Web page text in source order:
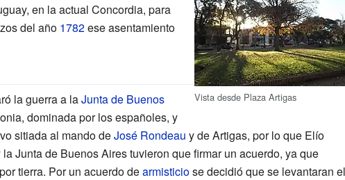
Vista desde Plaza Artigas
en la actual Concordia, para
del año 1782ese asentamiento
la guerra a laJunta de Buenos
dominada por los españoles, y
sitiada al mando deJosé Rondeau y de Artigas, por lo que Elío
Junta de Buenos Aires tuvieron que firmar un acuerdo, ya que
tierra. Por un acuerdo dearmisticiose decidió que se levantaran el